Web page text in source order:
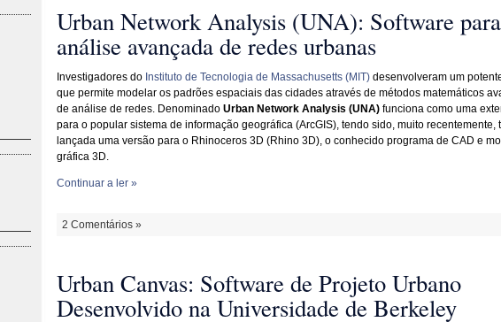
Urban Network Analysis (UNA): Software para
análise avançada de redes urbanas
Investigadores do Instituto de Tecnologia de Massachusetts (MIT)desenvolveram um
que permite modelar os padrões espaciais das cidades através de métodos matemáticos
de análise de redes. Denominado Urban Network Analysis (UNA)funciona como uma
para o popular sistema de informação geográfica (ArcGIS), tendo sido, muito recentemente,
lançada uma versão para o Rhinoceros 3D (Rhino 3D), o conhecido programa de CAD e
gráfica 3D.
Continuar a ler »
2 Comentários »
Urban Canvas: Software de Projeto Urbano
Desenvolvido na Universidade de Berkeley